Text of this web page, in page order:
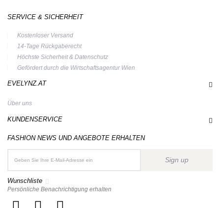
SERVICE & SICHERHEIT
Kostenloser Versand
14-Tage Rückgaberecht
Höchste Sicherheit & Datenschutz
Gefördert durch die Wirtschaftsagentur Wien
EVELYNZ.AT
Über uns
KUNDENSERVICE
FASHION NEWS UND ANGEBOTE ERHALTEN
Sign up
Wunschliste
Persönliche Benachrichtigung erhalten